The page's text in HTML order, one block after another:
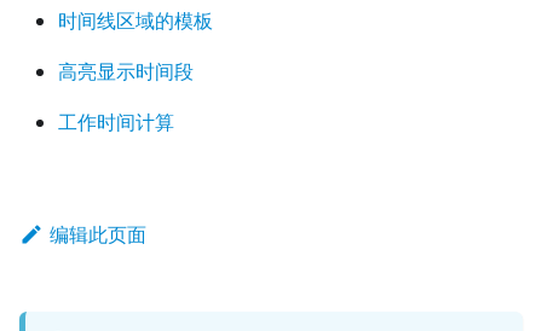
时间线区域的模板
高亮显示时间段
工作时间计算
编辑此页面